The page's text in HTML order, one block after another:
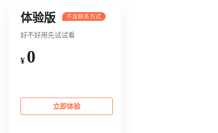
体验版
好不好用先试试看
¥ 0
立即体验